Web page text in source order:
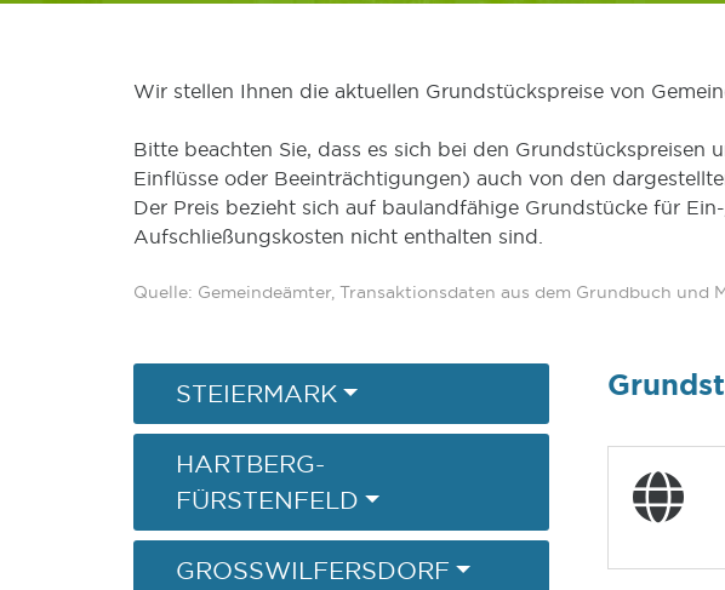
Wir stellen Ihnen die aktuellen Grundstückspreise von
Bitte beachten Sie, dass es sich bei den
Einflüsse oder Beeinträchtigungen) auch von den
Der Preis bezieht sich auf baulandfähige Grundstücke für
Aufschließungskosten nicht enthalten sind.
Quelle: Gemeindeämter, Transaktionsdaten aus dem Grundbuch und
STEIERMARK
HARTBERG-
FÜRSTENFELD
GROSSWILFERSDORF